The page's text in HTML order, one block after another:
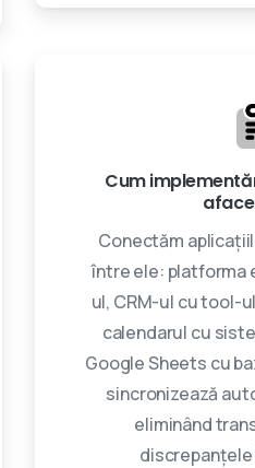
Cum
Conectăm
între ele: platforma
ul, CRM-ul cu tool-
calendarul cu
Google Sheets cu
sincronizează
eliminând